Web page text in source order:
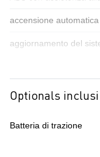
accensione
aggiornamento del
airbag frontali
Optionals inclusi
Batteria di trazione